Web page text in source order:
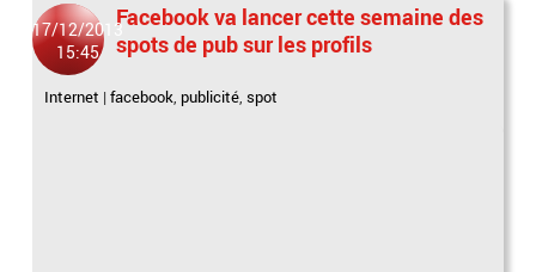
17/12/2013
15:45
Facebook va lancer cette semaine des
spots de pub sur les profils
Internet |facebook, publicité,spot